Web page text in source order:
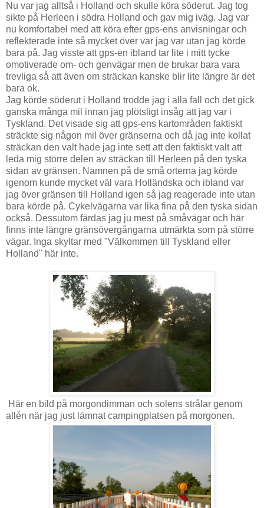
Nu var jag alltså i Holland och skulle köra söderut. Jag tog
sikte på Herleen i södra Holland och gav mig iväg. Jag var
nu komfortabel med att köra efter gps-ens anvisningar och
reflekterade inte så mycket över var jag var utan jag körde
bara på. Jag visste att gps-en ibland tar lite i mitt tycke
omotiverade om- och genvägar men de brukar bara vara
trevliga så att även om sträckan kanske blir lite längre är det
bara ok.
Jag körde söderut i Holland trodde jag i alla fall och det gick
ganska många mil innan jag plötsligt insåg att jag var i
Tyskland. Det visade sig att gps-ens kartområden faktiskt
sträckte sig någon mil över gränserna och då jag inte kollat
sträckan den valt hade jag inte sett att den faktiskt valt att
leda mig större delen av sträckan till Herleen på den tyska
sidan av gränsen. Namnen på de små orterna jag körde
igenom kunde mycket väl vara Holländska och ibland var
jag över gränsen till Holland igen så jag reagerade inte utan
bara körde på. Cykelvägarna var lika fina på den tyska sidan
också. Dessutom färdas jag ju mest på småvägar och här
finns inte längre gränsövergångarna utmärkta som på större
vägar. Inga skyltar med "Välkommen till Tyskland eller
Holland" här inte.
Här en bild på morgondimman och solens strålar genom
allén när jag just lämnat campingplatsen på morgonen.